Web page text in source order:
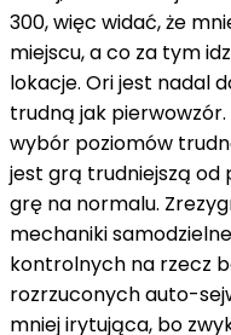
300, więc widać, że
miejscu, a co za tym
lokacje. Ori jest nadal
trudną jak
wybór poziomów
jest grą trudniejszą od
grę na normalu.
mechaniki
kontrolnych na rzecz
rozrzuconych auto-
mniej irytująca, bo